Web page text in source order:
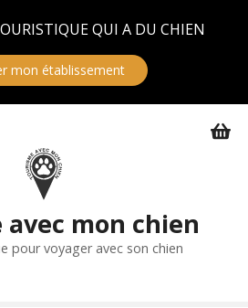
QUI A DU CHIEN
mon établissement
mon chien
pour voyager avec son chien